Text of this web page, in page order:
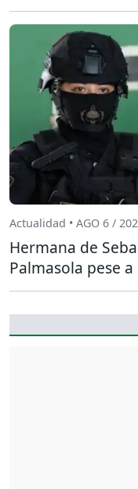
Actualidad • AGO 6 /
Hermana de
Palmasola pese